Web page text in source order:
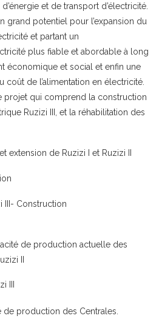
et de transport d’électricité.
grand potentiel pour l’expansion du
et partant un
plus fiable et abordable à long
économique et social et enfin une
coût de l’alimentation en électricité.
projet qui comprend la construction
Ruzizi III, et la réhabilitation des
extension de Ruzizi I et Ruzizi II
III- Construction
de production actuelle des
II
III
de production des Centrales.